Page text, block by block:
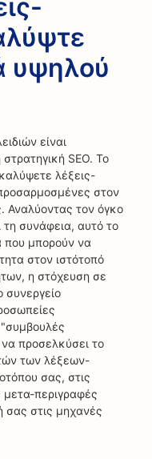
υψηλού
είναι
SEO. Το
λέξεις-
στον
Αναλύοντας τον όγκο
συνάφεια, αυτό το
που μπορούν να
στον ιστότοπό
η στόχευση σε
συνεργείο
προσελκύσει το
των λέξεων-
σας, στις
μετα-περιγραφές
σας στις μηχανές